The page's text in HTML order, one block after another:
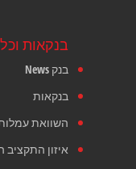
בנקאות
בנק News
בנקאות
השוואת
איזון